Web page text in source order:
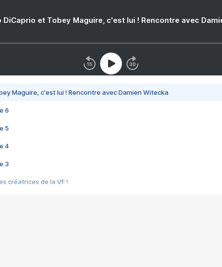
DiCaprio et Tobey Maguire, c'est lui ! Rencontre avec
Maguire, c'est lui ! Rencontre avec Damien Witecka
6
5
4
3
créatrices de la VF !